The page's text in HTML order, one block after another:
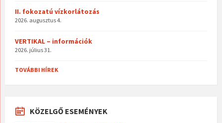
II. fokozatú vízkorlátozás
2026. augusztus 4.
VERTIKAL – információk
2026. július 31.
TOVÁBBI HÍREK
KÖZELGŐ ESEMÉNYEK